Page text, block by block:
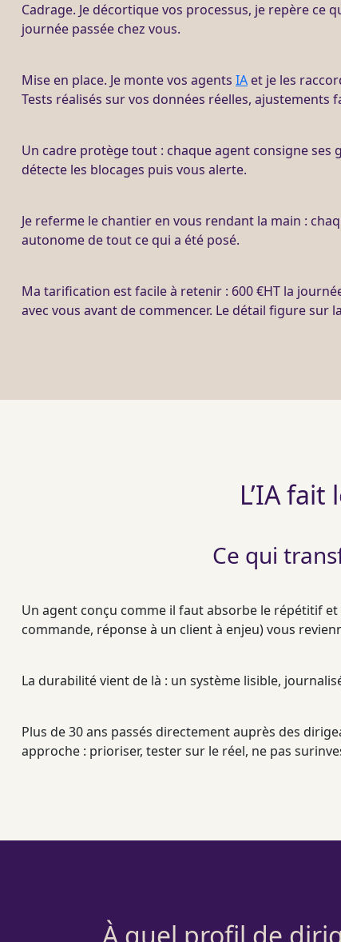
Cadrage. Je décortique vos processus, je repère ce
journée passée chez vous.
Mise en place. Je monte vos agents IA et je les
Tests réalisés sur vos données réelles, ajustements
Un cadre protège tout : chaqueagent consigne ses
détecte les blocages puis vous alerte.
Je referme le chantier en vous rendant la main :
autonome de tout ce qui a été posé.
Ma tarification est facile à retenir : 600 €HT la
avec vous avant de commencer. Le détail figure sur
L’IA
Ce qui
Un agent conçu comme il faut absorbe le répétitif
commande, réponse à un client à enjeu) vous
La durabilité vient de là : un système lisible,
Plus de 30 ans passés directement auprès des
approche : prioriser, tester sur le réel, ne pas